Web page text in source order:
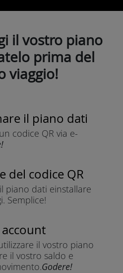
il vostro piano
prima del
viaggio!
il piano dati
codice QR via e-
del codice QR
piano dati einstallare
Semplice!
il vostro piano
il vostro saldo e
Godere!